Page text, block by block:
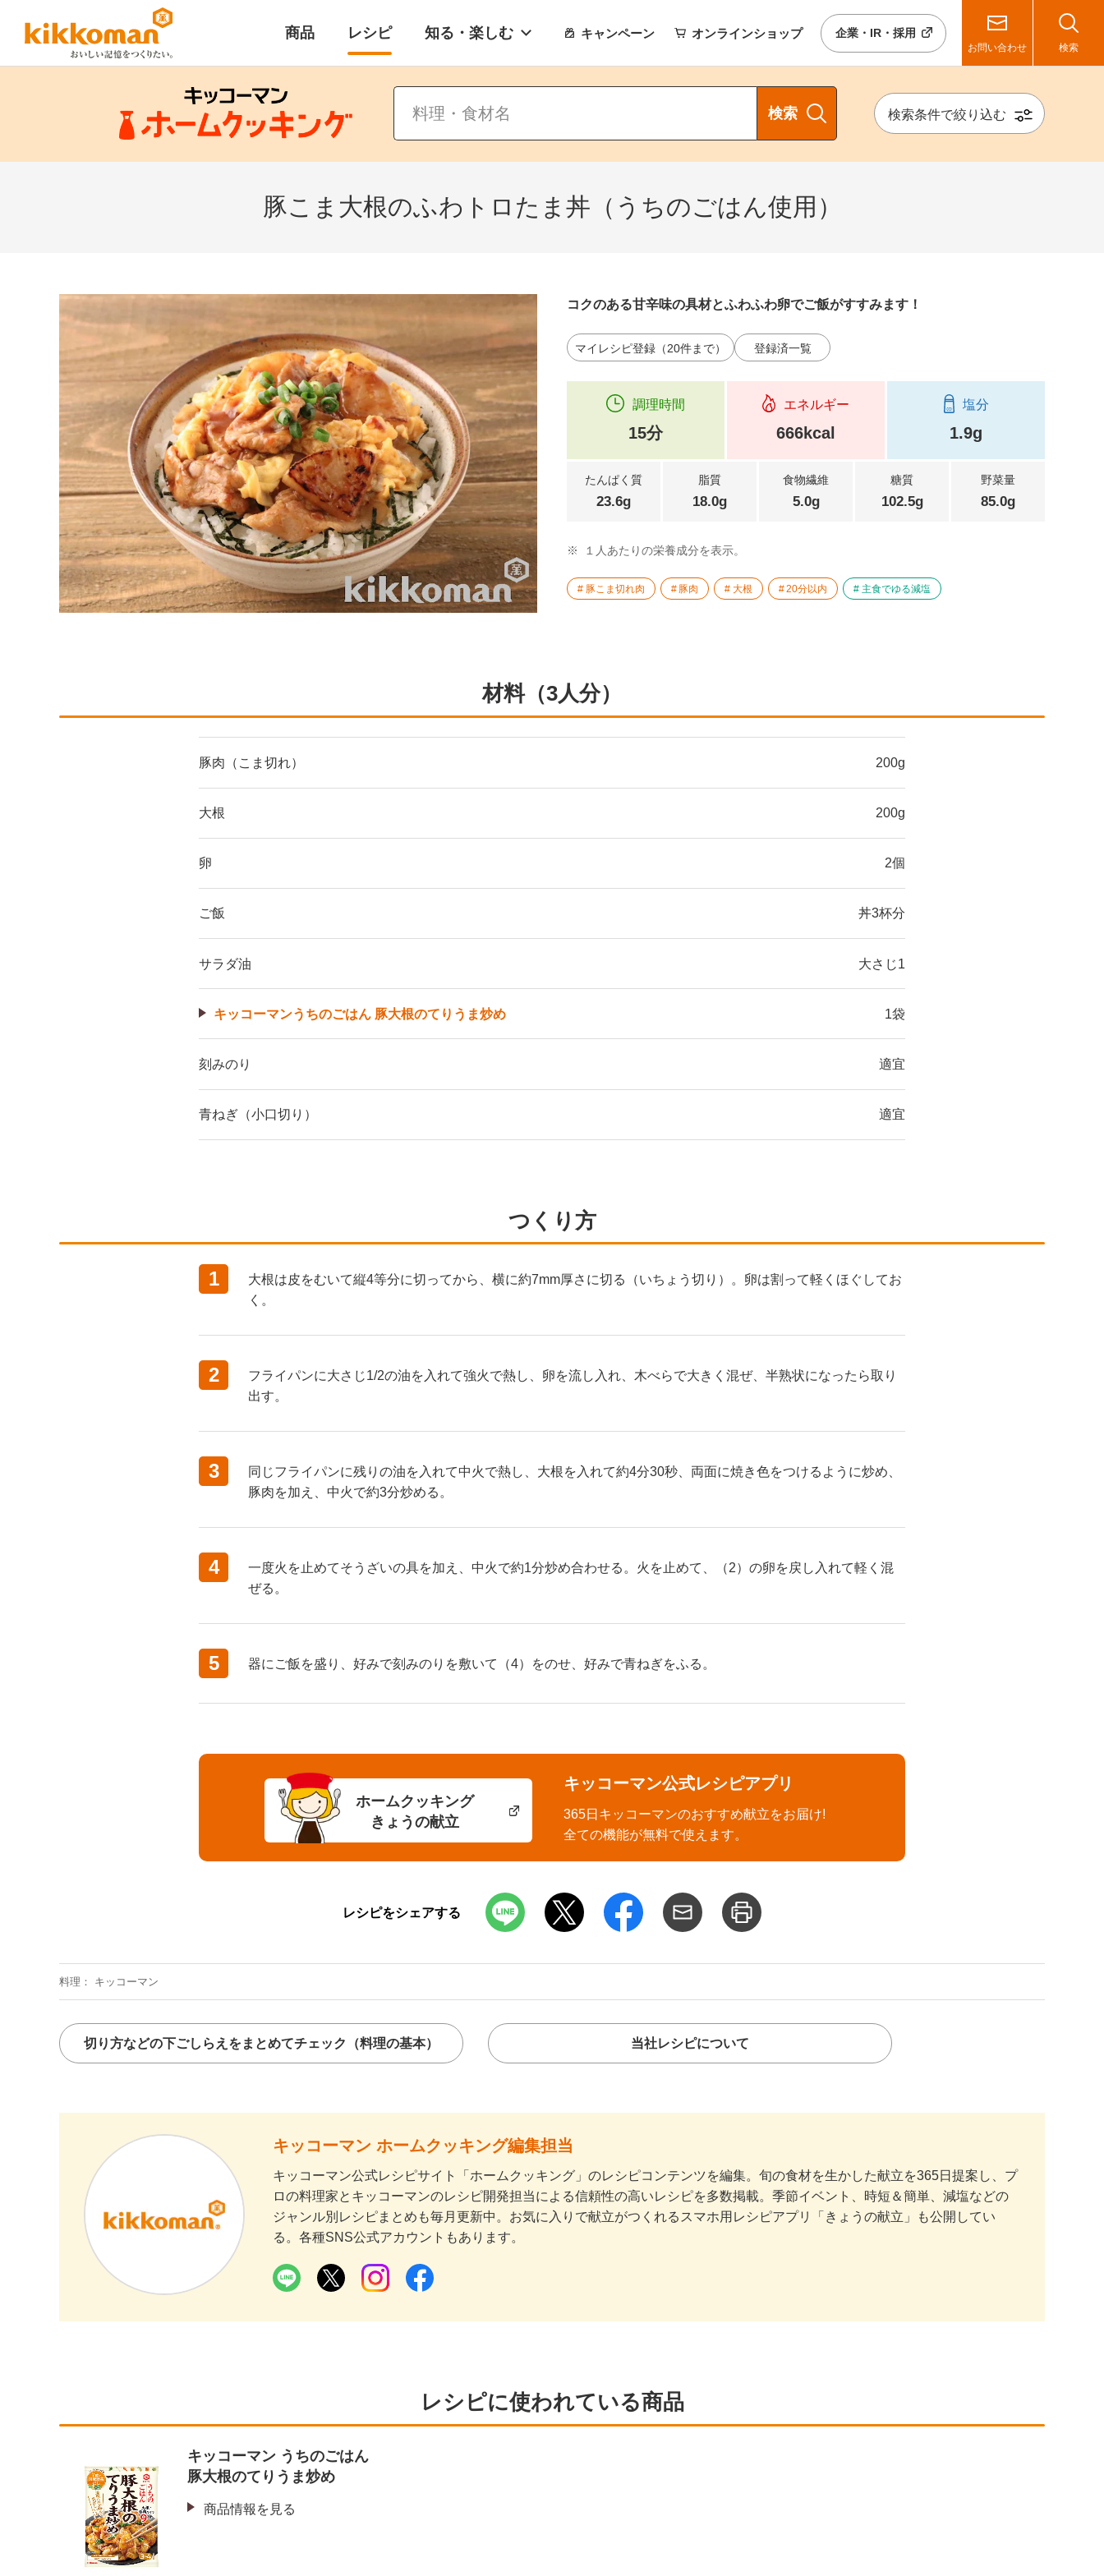
商品 レシピ 知る・楽しむ キャンペーン オンラインショップ 企業・IR・採用
お問い合わせ 検索
検索 検索条件で絞り込む
豚こま大根のふわトロたま丼（うちのごはん使用）
コクのある甘辛味の具材とふわふわ卵でご飯がすすみます！
マイレシピ登録（20件まで） 登録済一覧
調理時間
15分
エネルギー
666kcal
塩分
1.9g
たんぱく質
23.6g
脂質
18.0g
食物繊維
5.0g
糖質
102.5g
野菜量
85.0g
※ １人あたりの栄養成分を表示。
豚こま切れ肉 豚肉 大根 20分以内 主食でゆる減塩
材料（3人分）
豚肉（こま切れ） 200g
大根 200g
卵 2個
ご飯 丼3杯分
サラダ油 大さじ1
キッコーマンうちのごはん 豚大根のてりうま炒め 1袋
刻みのり 適宜
青ねぎ（小口切り） 適宜
つくり方
1
大根は皮をむいて縦4等分に切ってから、横に約7mm厚さに切る（いちょう切り）。卵は割って軽くほぐしてお
く。
2
フライパンに大さじ1/2の油を入れて強火で熱し、卵を流し入れ、木べらで大きく混ぜ、半熟状になったら取り
出す。
3
同じフライパンに残りの油を入れて中火で熱し、大根を入れて約4分30秒、両面に焼き色をつけるように炒め、
豚肉を加え、中火で約3分炒める。
4
一度火を止めてそうざいの具を加え、中火で約1分炒め合わせる。火を止めて、（2）の卵を戻し入れて軽く混
ぜる。
5 器にご飯を盛り、好みで刻みのりを敷いて（4）をのせ、好みで青ねぎをふる。
ホームクッキング
きょうの献立
キッコーマン公式レシピアプリ
365日キッコーマンのおすすめ献立をお届け!
全ての機能が無料で使えます。
レシピをシェアする
料理 キッコーマン
切り方などの下ごしらえをまとめてチェック （料理の基本） 当社レシピについて
キッコーマン ホームクッキング編集担当
キッコーマン公式レシピサイト「ホームクッキング」のレシピコンテンツを編集。旬の食材を生かした献立を365日提案し、プ
ロの料理家とキッコーマンのレシピ開発担当による信頼性の高いレシピを多数掲載。季節イベント、時短＆簡単、減塩などの
ジャンル別レシピまとめも毎月更新中。お気に入りで献立がつくれるスマホ用レシピアプリ「きょうの献立」も公開してい
る。各種SNS公式アカウントもあります。
レシピに使われている商品
キッコーマン うちのごはん
豚大根のてりうま炒め
商品情報を見る